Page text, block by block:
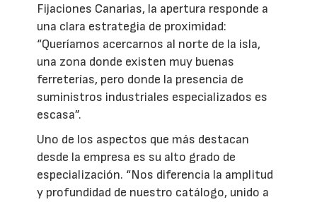
Fijaciones Canarias, la apertura responde a
una clara estrategia de proximidad:
“Queríamos acercarnos al norte de la isla,
una zona donde existen muy buenas
ferreterías, pero donde la presencia de
suministros industriales especializados es
escasa”.
Uno de los aspectos que más destacan
desde la empresa es su alto grado de
especialización. “Nos diferencia la amplitud
y profundidad de nuestro catálogo, unido a